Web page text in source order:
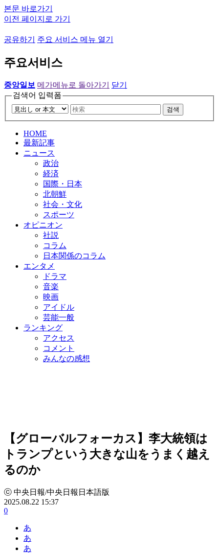
본문 바로가기
이전 페이지로 가기
공유하기 주요 서비스 메뉴 열기
주요서비스
중앙일보 메가메뉴로 돌아가기
닫기
검색어 입력폼
검색
HOME
最新記事
ニュース
政治
経済
国際・日本
北朝鮮
社会・文化
スポーツ
オピニオン
社説
コラム
日本関係のコラム
エンタメ
ドラマ
音楽
映画
アイドル
芸能一般
ランキング
アクセス
コメント
みんなの感想
【グローバルフォーカス】李大統領は
トランプという大きな山をうまく越え
るのか
ⓒ 中央日報/中央日報日本語版
2025.08.22 15:37
0
あ
あ
あ